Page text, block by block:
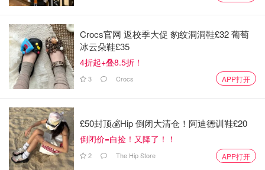
图片来自于@selfridge ，版权属于原作者
Tom Ford 情人节限定款美妆
Tom Ford推出了情人节限定款美妆推出，包装的颜色超级
美丽，颜色也是很适合大家的日常款，适合当作礼物！毕竟
没有哪个女生会拒绝限量款美妆！
Crocs官网 返校季大促 豹纹洞洞鞋£32 葡萄
冰云朵鞋£35
4折起+叠8.5折！
3 Crocs APP打开
£50封顶💰Hip 倒闭大清仓！阿迪德训鞋£20
倒闭价=白捡！又降了！！
2 The Hip Store APP打开